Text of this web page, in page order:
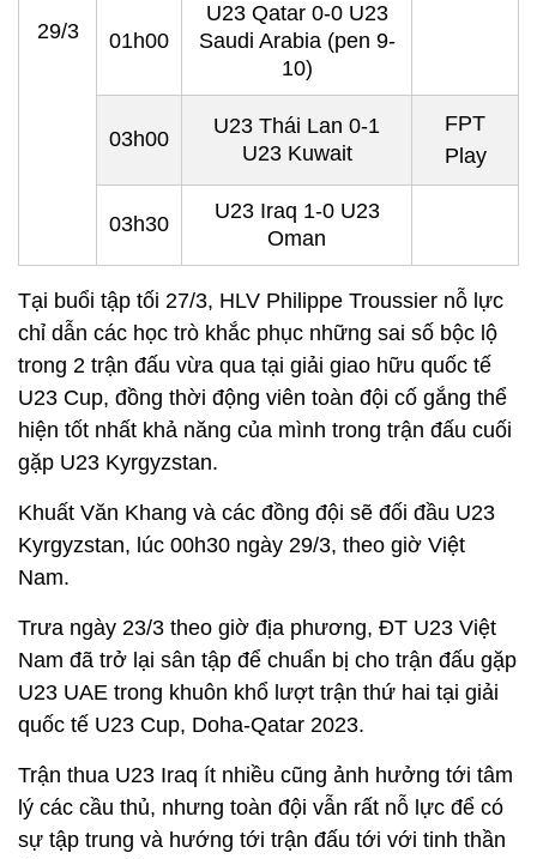
29/3 01h00
U23 Qatar 0-0 U23
Saudi Arabia (pen 9-
10)
03h00
U23 Thái Lan 0-1
U23 Kuwait
FPT
Play
03h30
U23 Iraq 1-0 U23
Oman
Tại buổi tập tối 27/3, HLV Philippe Troussier nỗ lực
chỉ dẫn các học trò khắc phục những sai số bộc lộ
trong 2 trận đấu vừa qua tại giải giao hữu quốc tế
U23 Cup, đồng thời động viên toàn đội cố gắng thể
hiện tốt nhất khả năng của mình trong trận đấu cuối
gặp U23 Kyrgyzstan.
Khuất Văn Khang và các đồng đội sẽ đối đầu U23
Kyrgyzstan, lúc 00h30 ngày 29/3, theo giờ Việt
Nam.
Trưa ngày 23/3 theo giờ địa phương, ĐT U23 Việt
Nam đã trở lại sân tập để chuẩn bị cho trận đấu gặp
U23 UAE trong khuôn khổ lượt trận thứ hai tại giải
quốc tế U23 Cup, Doha-Qatar 2023.
Trận thua U23 Iraq ít nhiều cũng ảnh hưởng tới tâm
lý các cầu thủ, nhưng toàn đội vẫn rất nỗ lực để có
sự tập trung và hướng tới trận đấu tới với tinh thần